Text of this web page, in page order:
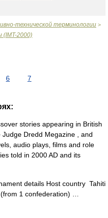
технической терминологии >
2000)
6 7
stories appearing in British
Dredd Megazine , and
audio plays, films and role
told in 2000 AD and its
details Host country Tahiti
(from 1 confederation) …